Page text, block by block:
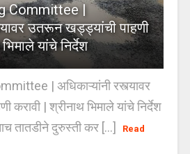
Committee |
उतरून खड्ड्यांची पाहणी
यांचे निर्देश
| अधिकाऱ्यांनी रस्त्यावर
करावी | श्रीनाथ भिमाले यांचे निर्देश
तातडीने दुरुस्ती कर [...]
Read